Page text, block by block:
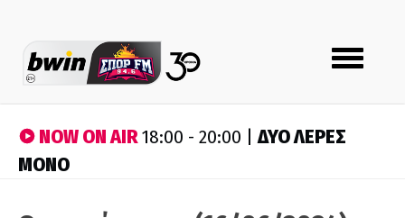
Toggle
navigation
NOW ON AIR18:00 - 20:00 |ΔΥΟ ΛΕΡΕΣ
ΜΟΝΟ